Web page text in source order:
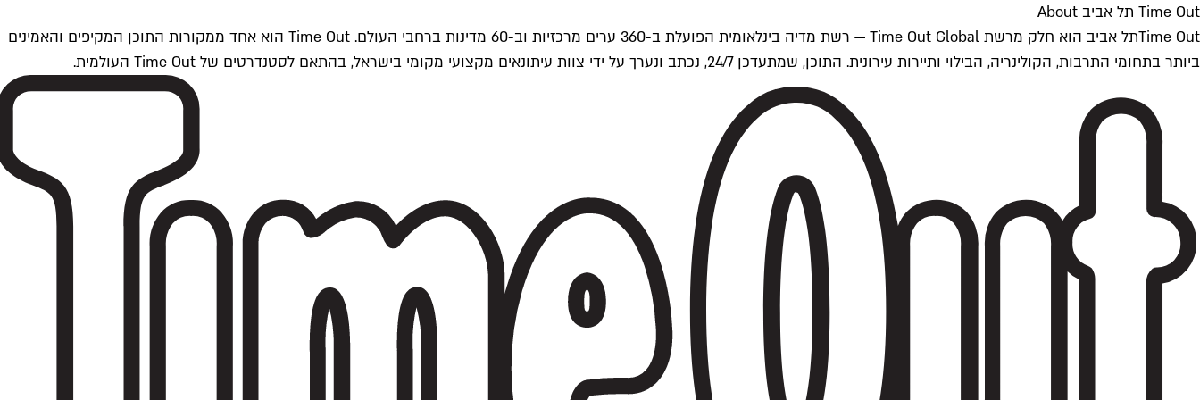
Time Out תל אביב About
Time Outתל אביב הוא חלק מרשת Time Out Global — רשת מדיה בינלאומית הפועלת ב-360 ערים מרכזיות וב-60 מדינות ברחבי העולם. Time Out הוא אחד ממקורות התוכן המקיפים והאמינים
ביותר בתחומי התרבות, הקולינריה, הבילוי ותיירות עירונית. התוכן, שמתעדכן 24/7, נכתב ונערך על ידי צוות עיתונאים מקצועי מקומי בישראל, בהתאם לסטנדרטים של Time Out העולמית.